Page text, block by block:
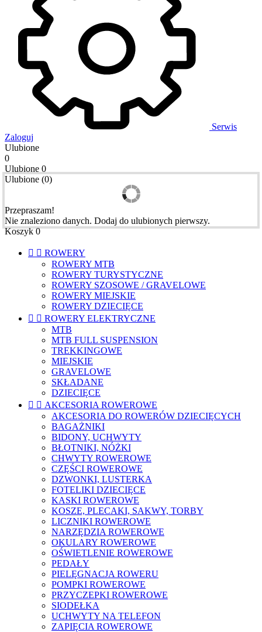
Serwis
Zaloguj
Ulubione
0
Ulubione 0
Ulubione (0)
Przepraszam!
Nie znaleziono danych. Dodaj do ulubionych pierwszy.
Koszyk 0
  ROWERY
ROWERY MTB
ROWERY TURYSTYCZNE
ROWERY SZOSOWE / GRAVELOWE
ROWERY MIEJSKIE
ROWERY DZIECIĘCE
  ROWERY ELEKTRYCZNE
MTB
MTB FULL SUSPENSION
TREKKINGOWE
MIEJSKIE
GRAVELOWE
SKŁADANE
DZIECIĘCE
  AKCESORIA ROWEROWE
AKCESORIA DO ROWERÓW DZIECIĘCYCH
BAGAŻNIKI
BIDONY, UCHWYTY
BŁOTNIKI, NÓŻKI
CHWYTY ROWEROWE
CZĘŚCI ROWEROWE
DZWONKI, LUSTERKA
FOTELIKI DZIECIĘCE
KASKI ROWEROWE
KOSZE, PLECAKI, SAKWY, TORBY
LICZNIKI ROWEROWE
NARZĘDZIA ROWEROWE
OKULARY ROWEROWE
OŚWIETLENIE ROWEROWE
PEDAŁY
PIELĘGNACJA ROWERU
POMPKI ROWEROWE
PRZYCZEPKI ROWEROWE
SIODEŁKA
UCHWYTY NA TELEFON
ZAPIĘCIA ROWEROWE